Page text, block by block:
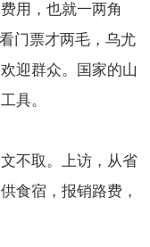
用，也就一两角
门票才两毛，乌尤
迎群众。国家的山
具。
不取。上访，从省
食宿，报销路费，